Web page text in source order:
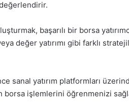
başarılı bir borsa
değer yatırımı gibi farklı
sanal yatırım platformları
borsa işlemlerini öğrenmenizi